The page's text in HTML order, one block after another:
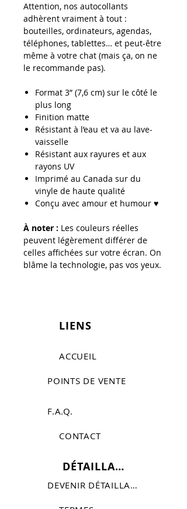
Attention, nos autocollants
adhèrent vraiment à tout :
bouteilles, ordinateurs, agendas,
téléphones, tablettes… et peut-être
même à votre chat (mais ça, on ne
le recommande pas).
Format 3” (7,6 cm) sur le côté le
plus long
Finition matte
Résistant à l’eau et va au lave-
vaisselle
Résistant aux rayures et aux
rayons UV
Imprimé au Canada sur du
vinyle de haute qualité
Conçu avec amour et humour ♥
À noter : Les couleurs réelles
peuvent légèrement différer de
celles affichées sur votre écran. On
blâme la technologie, pas vos yeux.
LIENS
ACCUEIL
POINTS DE VENTE
F.A.Q.
CONTACT
DÉTAILLANTS
DEVENIR DÉTAILLANT